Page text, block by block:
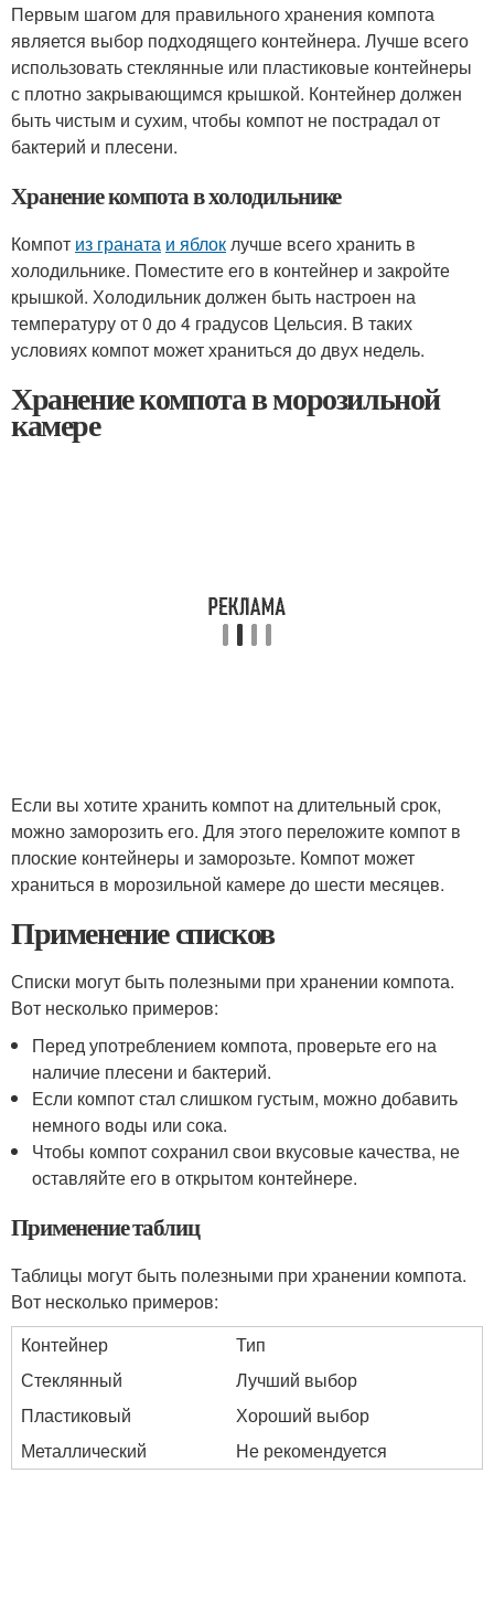
Первым шагом для правильного хранения компота
является выбор подходящего контейнера. Лучше всего
использовать стеклянные или пластиковые контейнеры
с плотно закрывающимся крышкой. Контейнер должен
быть чистым и сухим, чтобы компот не пострадал от
бактерий и плесени.
Хранение компота в холодильнике
Компот из граната и яблоклучше всего хранить в
холодильнике. Поместите его в контейнер и закройте
крышкой. Холодильник должен быть настроен на
температуру от 0 до 4 градусов Цельсия. В таких
условиях компот может храниться до двух недель.
Хранение компота в морозильной
камере
Если вы хотите хранить компот на длительный срок,
можно заморозить его. Для этого переложите компот в
плоские контейнеры и заморозьте. Компот может
храниться в морозильной камере до шести месяцев.
Применение списков
Списки могут быть полезными при хранении компота.
Вот несколько примеров:
Перед употреблением компота, проверьте его на
наличие плесени и бактерий.
Если компот стал слишком густым, можно добавить
немного воды или сока.
Чтобы компот сохранил свои вкусовые качества, не
оставляйте его в открытом контейнере.
Применение таблиц
Таблицы могут быть полезными при хранении компота.
Вот несколько примеров:
Контейнер
Тип
Стеклянный
Лучший выбор
Пластиковый
Хороший выбор
Металлический
Не рекомендуется